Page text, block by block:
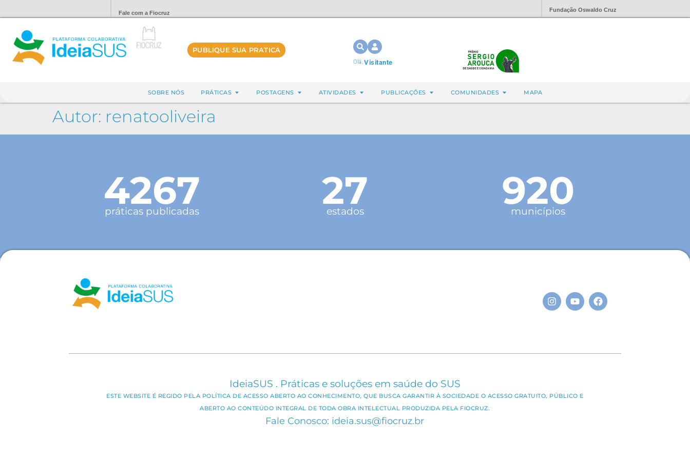
Fale com a Fiocruz Fundação Oswaldo Cruz
PUBLIQUE SUA PRATICA
Olá,Visitante
SOBRE NÓS PRÁTICAS POSTAGENS ATIVIDADES PUBLICAÇÕES COMUNIDADES MAPA
Autor: renatooliveira
4267
práticas publicadas 27
estados 920
municípios
IdeiaSUS . Práticas e soluções em saúde do SUS
ESTE WEBSITE É REGIDO PELA POLÍTICA DE ACESSO ABERTO AO CONHECIMENTO, QUE BUSCA GARANTIR À SOCIEDADE O ACESSO GRATUITO, PÚBLICO E
ABERTO AO CONTEÚDO INTEGRAL DE TODA OBRA INTELECTUAL PRODUZIDA PELA FIOCRUZ.
Fale Conosco: ideia.sus@fiocruz.br